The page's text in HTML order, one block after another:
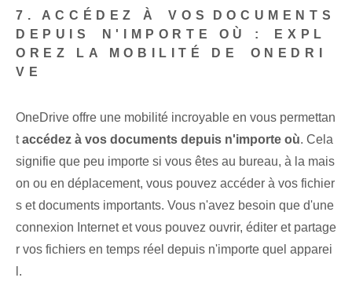
7. ACCÉDEZ À ⁤VOS⁤DOCUMENTS
​DEPUIS ⁢N'IMPORTE OÙ : ⁤EXPL
OREZ LA MOBILITÉ DE ⁤ONEDRI
VE
OneDrive offre une mobilité incroyable⁤ en vous permettan
taccédez à vos documents⁢ depuis n'importe où⁢. Cela
signifie que peu importe si vous êtes au bureau, à la mais
on ou en déplacement, vous pouvez accéder à vos fichier
s et documents importants. Vous n'avez besoin que d'une
connexion Internet et vous pouvez ouvrir, éditer et partage
r vos fichiers en temps réel depuis n'importe quel apparei
l.